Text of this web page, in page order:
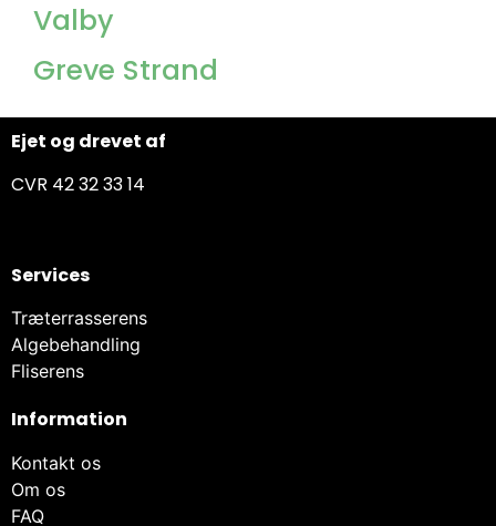
Valby
Greve Strand
Ejet og drevet af
CVR 42 32 33 14
Services
Træterrasserens
Algebehandling
Fliserens
Information
Kontakt os
Om os
FAQ